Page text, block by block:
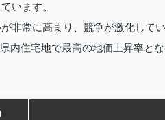
います。
非常に高まり、競争が激化して
内住宅地で最高の地価上昇率と